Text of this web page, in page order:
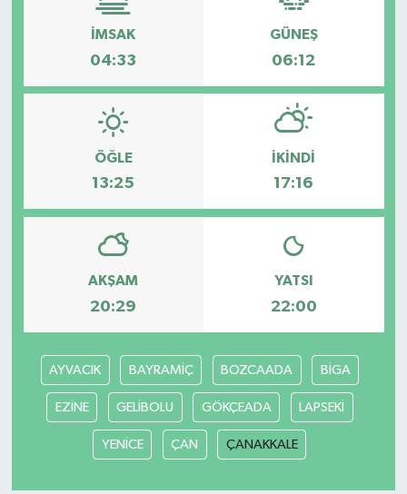
İMSAK
04:33
GÜNEŞ
06:12
ÖĞLE
13:25
İKINDI
17:16
AKŞAM
20:29
YATSI
22:00
AYVACIK BAYRAMİÇ BOZCAADA BİGA
EZİNE GELİBOLU GÖKÇEADA LAPSEKİ
YENİCE ÇAN ÇANAKKALE